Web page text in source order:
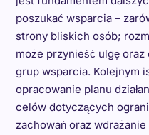
poszukać wsparcia –
strony bliskich osób;
może przynieść ulgę
grup wsparcia. Kolejnym
opracowanie planu
celów dotyczących
zachowań oraz